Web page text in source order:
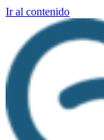
Ir al contenido